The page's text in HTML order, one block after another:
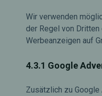
Wir verwenden
der Regel von
Werbeanzeigen auf
4.3.1 Google
Zusätzlich zu